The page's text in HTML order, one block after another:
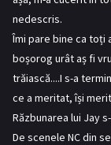
s
:
nedescris.
Îmi pare bine ca toți
boșorog urât aș fi
trăiască....I s-a
ce a meritat, își
Răzbunarea lui Jay
De scenele NC din